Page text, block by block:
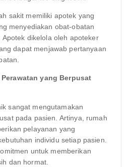
sakit memiliki apotek yang
menyediakan obat-obatan
Apotek dikelola oleh apoteker
dapat menjawab pertanyaan
yang Berpusat
sangat mengutamakan
pada pasien. Artinya, rumah
pelayanan yang
individu setiap pasien.
untuk memberikan
dan hormat.